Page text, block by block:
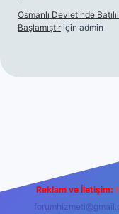
Osmanlı Devletinde
Başlamıştır için admin
Reklam ve İletişim: